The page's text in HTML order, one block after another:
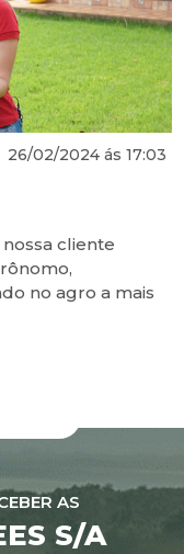
26/02/2024 ás 17:03
cliente
no agro a mais
AS
S/A